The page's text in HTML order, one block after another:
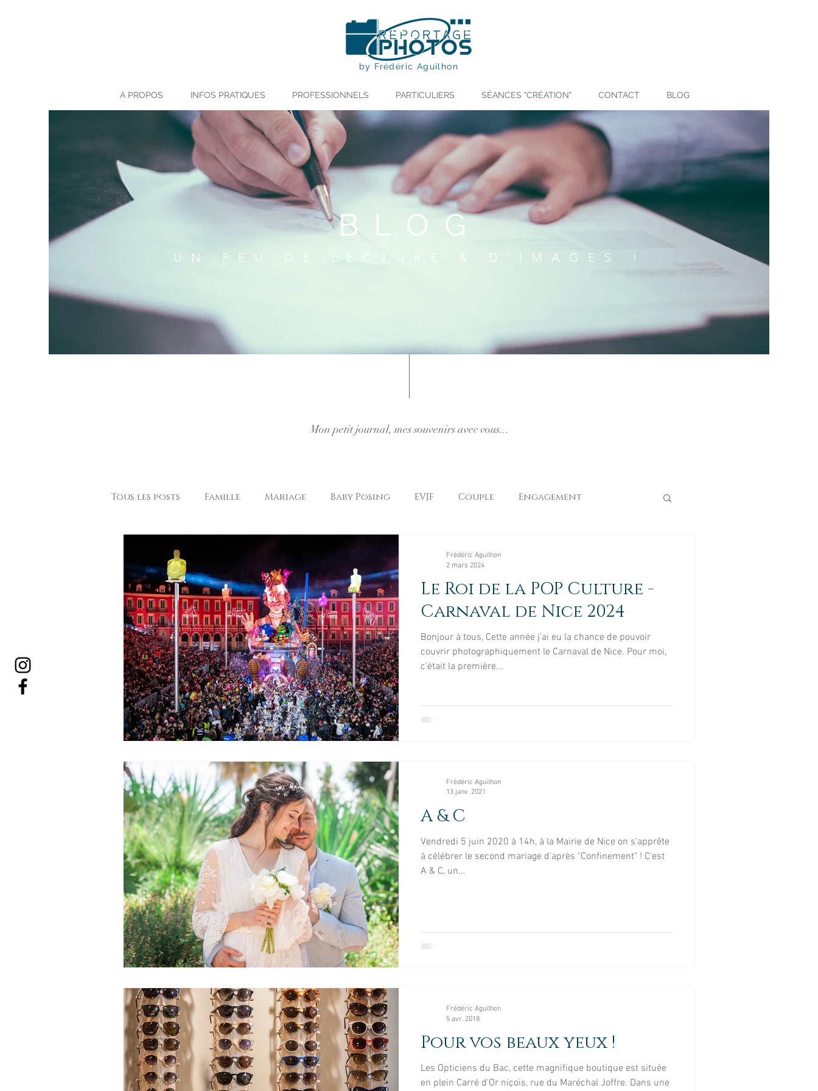
by Frédéric Aguilhon
A PROPOS INFOS PRATIQUES PROFESSIONNELS PARTICULIERS SÉANCES "CRÉATION" CONTACT BLOG
BLOG
UN PEU DE LECTURE & D'IMAGES !
Mon petit journal, mes souvenirs avec vous...
Tous les posts Famille Mariage Baby Posing EVJF Couple Engagement
Noël Déco Culinaire Architecture Smash Cake Professionnel Evénement
Le Roi de la POP Culture -
Carnaval de Nice 2024
Bonjour à tous, Cette année j'ai eu la chance de pouvoir
couvrir photographiquement le Carnaval de Nice. Pour moi,
c'était la première...
Frédéric Aguilhon
2 mars 2024
A & C
Vendredi 5 juin 2020 à 14h, à la Mairie de Nice on s'apprête
à célébrer le second mariage d'après "Confinement" ! C'est
A & C, un...
Frédéric Aguilhon
13 janv. 2021
Pour vos beaux yeux !
Les Opticiens du Bac, cette magnifique boutique est située
en plein Carré d'Or niçois, rue du Maréchal Joffre. Dans une
Frédéric Aguilhon
5 avr. 2018